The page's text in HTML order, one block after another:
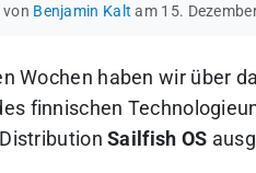
Benjamin Kalt am 15.
Wochen haben wir über
finnischen
Sailfish OS